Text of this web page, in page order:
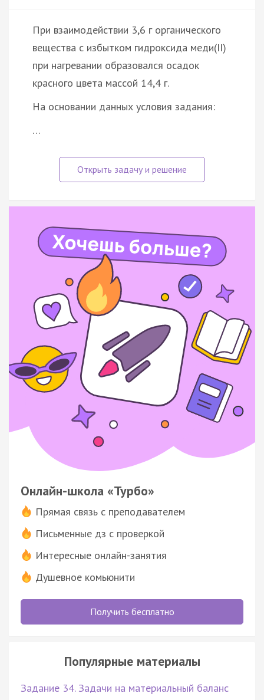
При взаимодействии 3,6 г органического
вещества с избытком гидроксида меди(II)
при нагревании образовался осадок
красного цвета массой 14,4 г.
На основании данных условия задания:
…
Онлайн-школа «Турбо»
Прямая связь с преподавателем
Письменные дз с проверкой
Интересные онлайн-занятия
Душевное комьюнити
Получить бесплатно
Популярные материалы
Задание 34. Задачи на материальный баланс